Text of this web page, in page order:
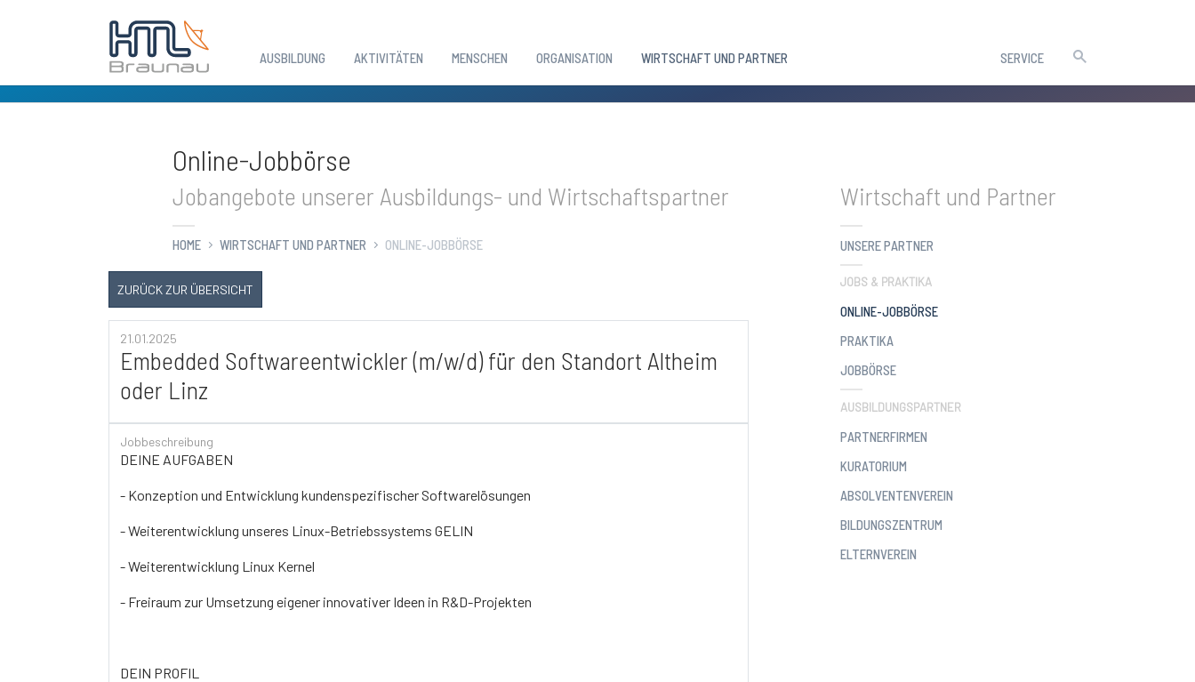
AUSBILDUNG AKTIVITÄTEN MENSCHEN ORGANISATION WIRTSCHAFT UND PARTNER SERVICE
Online-Jobbörse
Jobangebote unserer Ausbildungs- und Wirtschaftspartner
HOME WIRTSCHAFT UND PARTNER ONLINE-JOBBÖRSE
ZURÜCK ZUR ÜBERSICHT
21.01.2025
Embedded Softwareentwickler (m/w/d) für den Standort Altheim
oder Linz
Jobbeschreibung
DEINE AUFGABEN
- Konzeption und Entwicklung kundenspezifischer Softwarelösungen
- Weiterentwicklung unseres Linux-Betriebssystems GELIN
- Weiterentwicklung Linux Kernel
- Freiraum zur Umsetzung eigener innovativer Ideen in R&D-Projekten
DEIN PROFIL
Wirtschaft und Partner
UNSERE PARTNER
JOBS & PRAKTIKA
ONLINE-JOBBÖRSE(CURRENT)
PRAKTIKA
JOBBÖRSE
AUSBILDUNGSPARTNER
PARTNERFIRMEN
KURATORIUM
ABSOLVENTENVEREIN
BILDUNGSZENTRUM
ELTERNVEREIN